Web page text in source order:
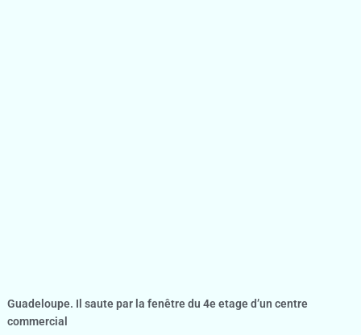
Guadeloupe. Il saute par la fenêtre du 4e etage d’un centre
commercial